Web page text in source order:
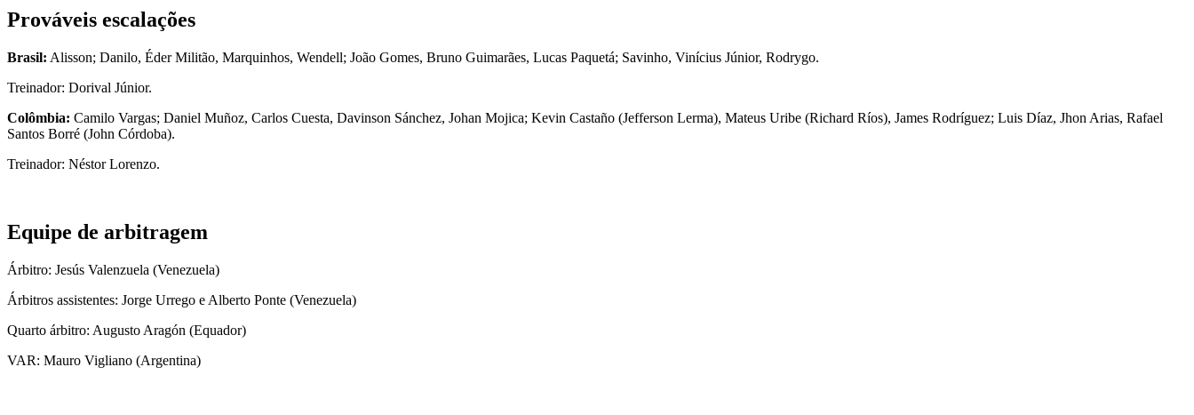
Prováveis escalações
Brasil: Alisson; Danilo, Éder Militão, Marquinhos, Wendell; João Gomes, Bruno Guimarães, Lucas Paquetá; Savinho, Vinícius Júnior, Rodrygo.
Treinador: Dorival Júnior.
Colômbia: Camilo Vargas; Daniel Muñoz, Carlos Cuesta, Davinson Sánchez, Johan Mojica; Kevin Castaño (Jefferson Lerma), Mateus Uribe (Richard Ríos), James Rodríguez; Luis Díaz, Jhon Arias, Rafael
Santos Borré (John Córdoba).
Treinador: Néstor Lorenzo.
Equipe de arbitragem
Árbitro: Jesús Valenzuela (Venezuela)
Árbitros assistentes: Jorge Urrego e Alberto Ponte (Venezuela)
Quarto árbitro: Augusto Aragón (Equador)
VAR: Mauro Vigliano (Argentina)